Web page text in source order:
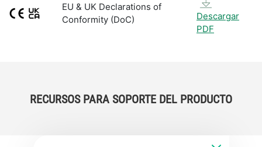
EU & UK Declarations of
Conformity (DoC)
Descargar
PDF
RECURSOS PARA SOPORTE DEL PRODUCTO